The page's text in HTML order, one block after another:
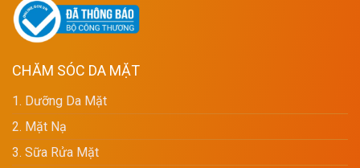
CHĂM SÓC DA MẶT
1. Dưỡng Da Mặt
2. Mặt Nạ
3. Sữa Rửa Mặt